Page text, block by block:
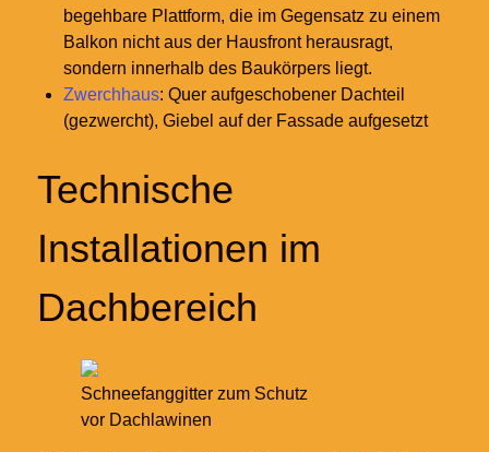
begehbare Plattform, die im Gegensatz zu einem
Balkon nicht aus der Hausfront herausragt,
sondern innerhalb des Baukörpers liegt.
Zwerchhaus: Quer aufgeschobener Dachteil
(gezwercht), Giebel auf der Fassade aufgesetzt
Technische
Installationen im
Dachbereich
Schneefanggitter zum Schutz
vor Dachlawinen